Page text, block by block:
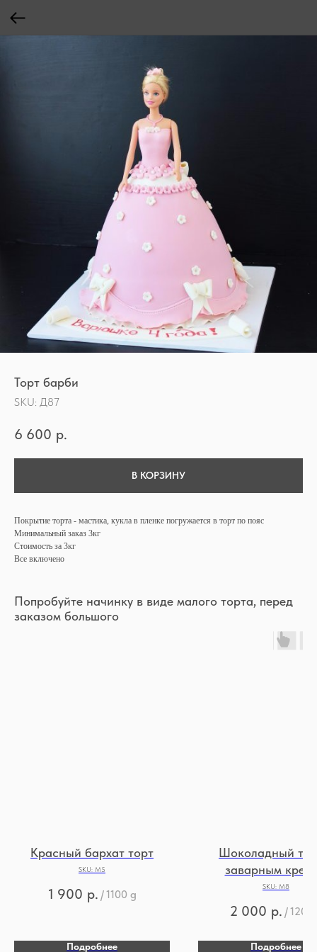
Торт барби
SKU: Д87
6 600 р.
В КОРЗИНУ
Покрытие торта - мастика, кукла в пленке погружается в торт по пояс
Минимальный заказ 3кг
Стоимость за 3кг
Все включено
Попробуйте начинку в виде малого торта, перед
заказом большого
Красный бархат торт
SKU: М5
1 900 р. /1100 g
Подробнее
Шоколадный
заварным
SKU: М8
2 000 р. /1200
Подробнее